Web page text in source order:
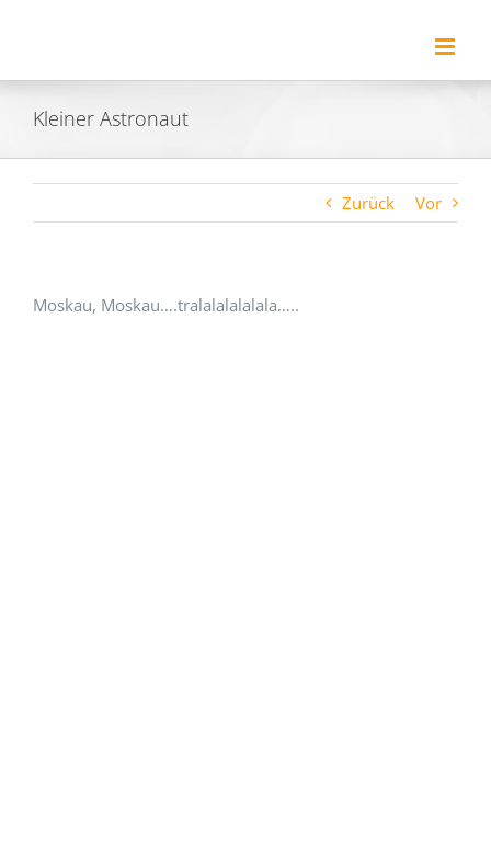
springen
Kleiner Astronaut
Zurück Vor
Moskau, Moskau….tralalalalalala…..